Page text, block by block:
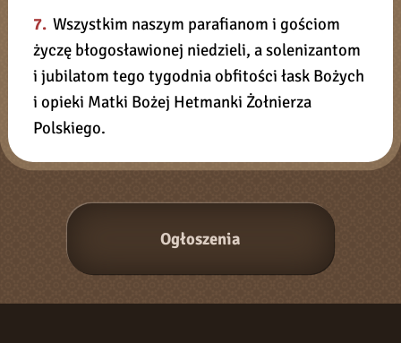
7. Wszystkim naszym parafianom i gościom
życzę błogosławionej niedzieli, a solenizantom
i jubilatom tego tygodnia obfitości łask Bożych
i opieki Matki Bożej Hetmanki Żołnierza
Polskiego.